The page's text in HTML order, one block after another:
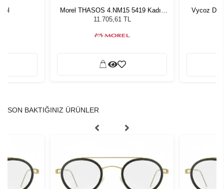
Morel THASOS 4.NM15 5419 Kadın
Güneş Gözlüğü
11.705,61 TL
Vycoz
SON BAKTIĞINIZ ÜRÜNLER